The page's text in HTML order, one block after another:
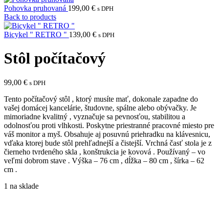
Pohovka pruhovaná 199,00 € s DPH
Back to products
Bicykel " RETRO " 139,00 € s DPH
Stôl počítačový
99,00 € s DPH
Tento počítačový stôl , ktorý musíte mať, dokonale zapadne do
vašej domácej kancelárie, študovne, spálne alebo obývačky. Je
mimoriadne kvalitný , vyznačuje sa pevnosťou, stabilitou a
odolnosťou proti vlhkosti. Poskytne priestranné pracovné miesto pre
váš monitor a myš. Obsahuje aj posuvnú priehradku na klávesnicu,
vďaka ktorej bude stôl prehľadnejší a čistejší. Vrchná časť stola je z
čierneho tvrdeného skla , konštrukcia je kovová . Používaný – vo
veľmi dobrom stave . Výška – 76 cm , dĺžka – 80 cm , šírka – 62
cm .
1 na sklade